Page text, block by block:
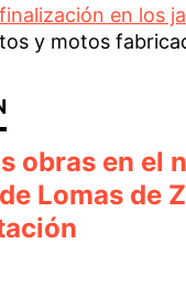
en los
y motos
obras en el
Lomas de